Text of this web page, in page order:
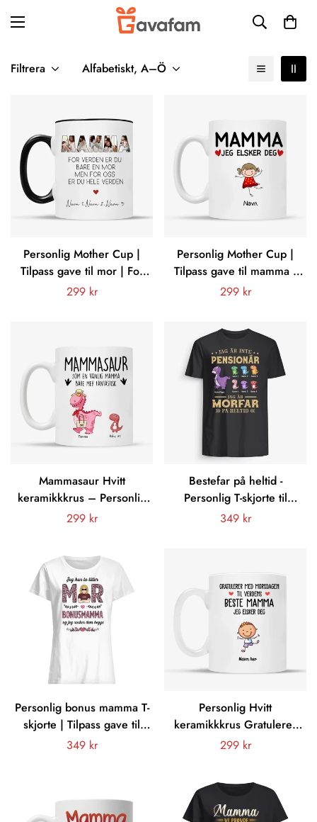
Filtrera Alfabetiskt, A–Ö
Personlig Mother Cup |
Tilpass gave til mor | For
verden er du bare en mor,
Vanligt
299 kr
Personlig Mother Cup |
Tilpass gave til mamma |
Mamma, jeg elsker deg
Vanligt
299 kr
Mammasaur Hvitt
keramikkkrus – Personlig
Gave til Mamma
Vanligt
299 kr
Bestefar på heltid -
Personlig T-skjorte til
bestefar bestefar
Vanligt
349 kr
Personlig bonus mamma T-
skjorte | Tilpass gave til
Bonusmamma | Jeg har to
Vanligt
349 kr
Personlig Hvitt
keramikkkrus Gratulerer
med morsdagen til verdens
Vanligt
299 kr